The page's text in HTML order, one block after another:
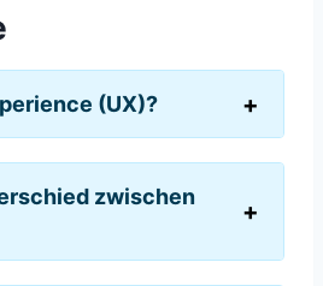
(UX)?
zwischen